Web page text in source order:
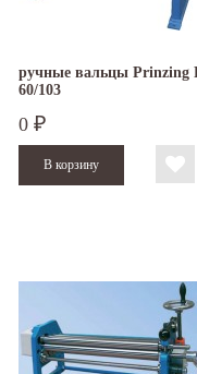
ручные вальцы Prinzing
60/103
0 ₽